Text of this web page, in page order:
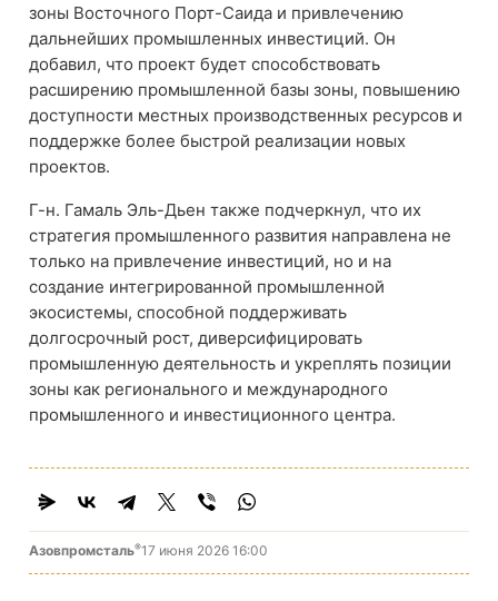
зоны Восточного Порт-Саида и привлечению
дальнейших промышленных инвестиций. Он
добавил, что проект будет способствовать
расширению промышленной базы зоны, повышению
доступности местных производственных ресурсов и
поддержке более быстрой реализации новых
проектов.
Г-н. Гамаль Эль-Дьен также подчеркнул, что их
стратегия промышленного развития направлена ​​не
только на привлечение инвестиций, но и на
создание интегрированной промышленной
экосистемы, способной поддерживать
долгосрочный рост, диверсифицировать
промышленную деятельность и укреплять позиции
зоны как регионального и международного
промышленного и инвестиционного центра.
Азовпромсталь®17 июня 2026 16:00